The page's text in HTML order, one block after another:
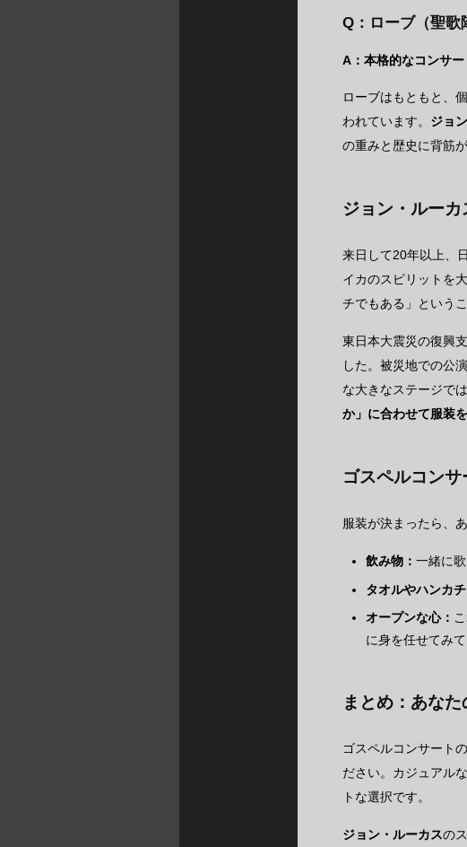
Q：ローブ（聖歌
A：本格的なコンサー
ローブはもともと、
われています。 ジョ
の重みと歴史に背筋
ジョン・ルーカ
来日して20年以上、
イカのスピリットを
チでもある」というこ
東日本大震災の復興
した。被災地での公
な大きなステージで
か」に合わせて服装
ゴスペルコン
服装が決まったら、
飲み物： 一緒に
タオルやハンカチ
オープンな心：
に身を任せてみて
まとめ：あな
ゴスペルコンサート
ださい。カジュアル
トな選択です。
ジョン・ルーカスの